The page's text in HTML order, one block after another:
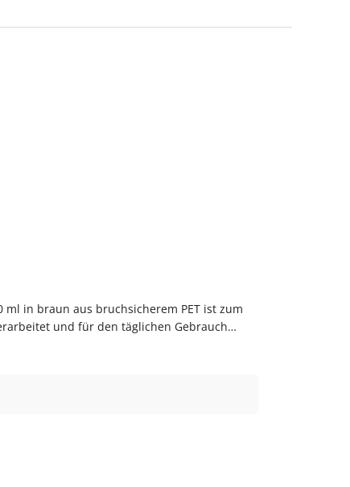
ml in braun aus bruchsicherem PET ist zum
und für den täglichen Gebrauch
leicht und bruchsicher – praktisch für Bad,
bequem online bei flaschen-glaeser-und-